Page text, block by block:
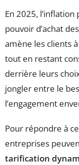
En 2025,
pouvoir d’achat
amène les clients
tout en restant
derrière leurs
jongler entre le
l’engagement
Pour répondre à
entreprises
tarification